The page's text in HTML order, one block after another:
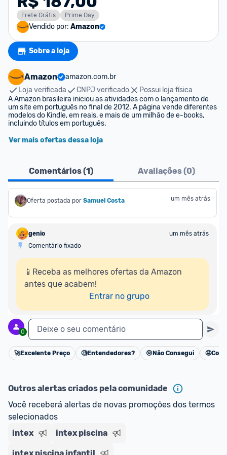
Frete Grátis Prime Day
Vendido por: Amazon
Sobre a loja
Amazon
amazon.com.br
Loja verificada
CNPJ verificado
Possui loja física
A Amazon brasileira iniciou as atividades com o lançamento de
um site em português no final de 2012. A página vende diferentes
modelos do Kindle, em reais, e mais de um milhão de e-books,
incluindo títulos em português.
Ver mais ofertas dessa loja
Comentários (1) Avaliações (0)
Oferta postada por Samuel Costa um mês atrás
genio
um mês atrás
Comentário fixado
📱Receba as melhores ofertas da Amazon
antes que acabem!
Entrar no grupo
0 Deixe o seu comentário
Cancelar
🚀Excelente Preço 🧐Entendedores? 😢 Não Consegui 🤩
Outros alertas criados pela comunidade
Você receberá alertas de novas promoções dos termos
selecionados
intex
intex piscina